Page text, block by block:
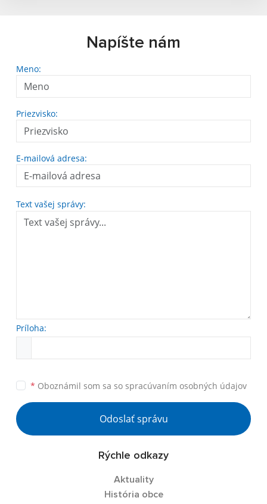
Napíšte nám
Meno:
Priezvisko:
E-mailová adresa:
Text vašej správy:
Príloha:
* Oboznámil som sa so spracúvaním osobných údajov
Odoslať správu
Rýchle odkazy
Aktuality
História obce